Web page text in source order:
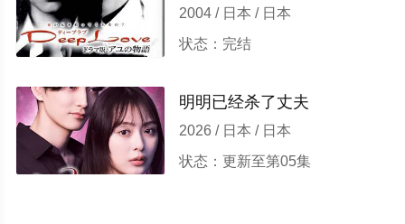
2004 / 日本 / 日本
状态：完结
明明已经杀了丈夫
2026 / 日本 / 日本
状态：更新至第05集